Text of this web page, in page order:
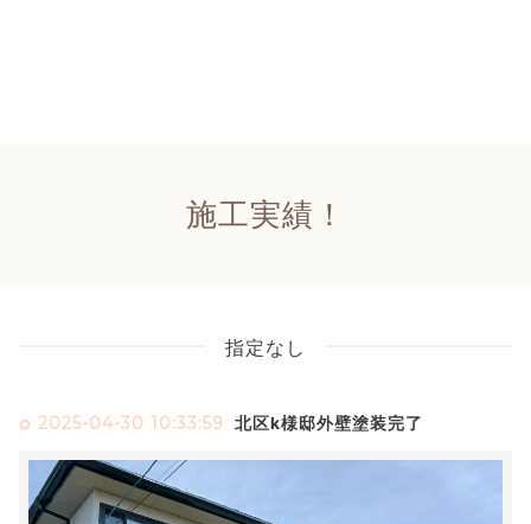
施工実績！
指定なし
2025-04-30 10:33:59 北区k様邸外壁塗装完了